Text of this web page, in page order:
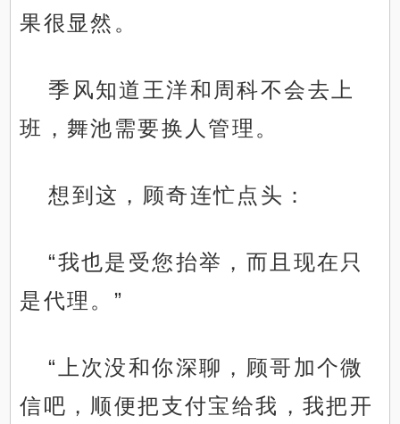
果很显然。
季风知道王洋和周科不会去上
班，舞池需要换人管理。
想到这，顾奇连忙点头：
“我也是受您抬举，而且现在只
是代理。”
“上次没和你深聊，顾哥加个微
信吧，顺便把支付宝给我，我把开